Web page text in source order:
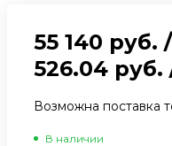
55 140 руб. /
526.04 руб.
Возможна поставка
В наличии